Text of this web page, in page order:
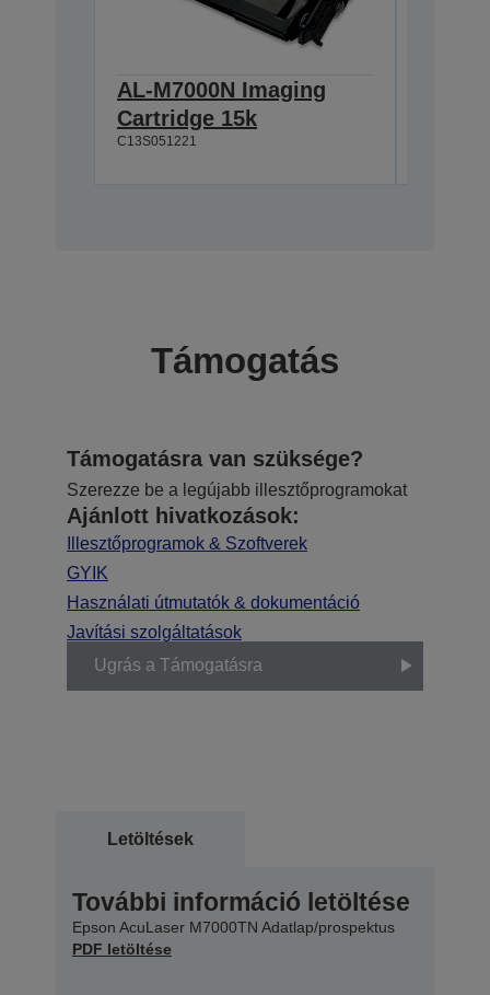
AL-M7000N Imaging
Cartridge 15k
C13S051221
Támogatás
Támogatásra van szüksége?
Szerezze be a legújabb illesztőprogramokat
Ajánlott hivatkozások:
Illesztőprogramok & Szoftverek
GYIK
Használati útmutatók & dokumentáció
Javítási szolgáltatások
Ugrás a Támogatásra
Letöltések
További információ letöltése
Epson AcuLaser M7000TN Adatlap/prospektus
PDF letöltése